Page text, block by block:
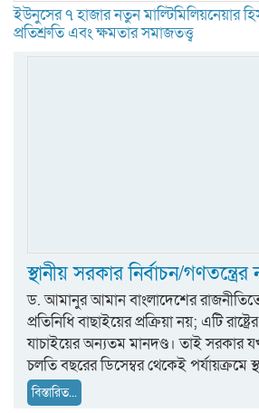
ইউনুসের ৭ হাজার নতুন মাল্টিমিলিয়নেয়ার
প্রতিশ্রুতি এবং ক্ষমতার সমাজতত্ত্ব
স্থানীয় সরকার নির্বাচন/
ড. আমানুর আমান বাংলাদেশের
প্রতিনিধি বাছাইয়ের প্রক্রিয়া নয়; এটি রাষ্ট্রের
যাচাইয়ের অন্যতম মানদণ্ড। তাই সরকার
চলতি বছরের ডিসেম্বর থেকেই পর্যায়ক্রমে
বিস্তারিত...